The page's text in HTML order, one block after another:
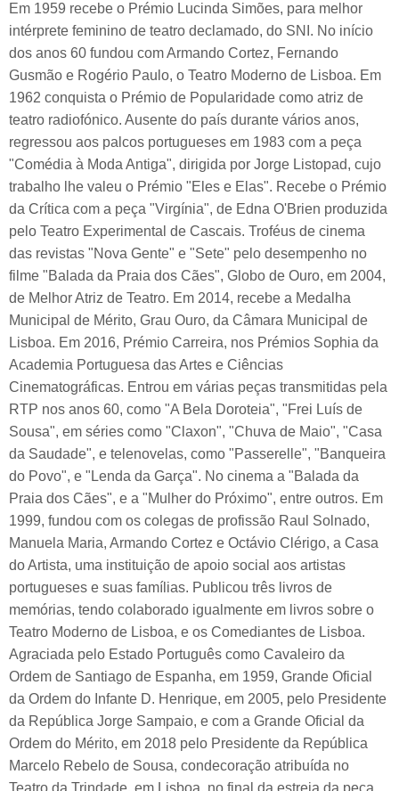
Em 1959 recebe o Prémio Lucinda Simões, para melhor
intérprete feminino de teatro declamado, do SNI. No início
dos anos 60 fundou com Armando Cortez, Fernando
Gusmão e Rogério Paulo, o Teatro Moderno de Lisboa. Em
1962 conquista o Prémio de Popularidade como atriz de
teatro radiofónico. Ausente do país durante vários anos,
regressou aos palcos portugueses em 1983 com a peça
"Comédia à Moda Antiga", dirigida por Jorge Listopad, cujo
trabalho lhe valeu o Prémio "Eles e Elas". Recebe o Prémio
da Crítica com a peça "Virgínia", de Edna O'Brien produzida
pelo Teatro Experimental de Cascais. Troféus de cinema
das revistas "Nova Gente" e "Sete" pelo desempenho no
filme "Balada da Praia dos Cães", Globo de Ouro, em 2004,
de Melhor Atriz de Teatro. Em 2014, recebe a Medalha
Municipal de Mérito, Grau Ouro, da Câmara Municipal de
Lisboa. Em 2016, Prémio Carreira, nos Prémios Sophia da
Academia Portuguesa das Artes e Ciências
Cinematográficas. Entrou em várias peças transmitidas pela
RTP nos anos 60, como "A Bela Doroteia", "Frei Luís de
Sousa", em séries como "Claxon", "Chuva de Maio", "Casa
da Saudade", e telenovelas, como "Passerelle", "Banqueira
do Povo", e "Lenda da Garça". No cinema a "Balada da
Praia dos Cães", e a "Mulher do Próximo", entre outros. Em
1999, fundou com os colegas de profissão Raul Solnado,
Manuela Maria, Armando Cortez e Octávio Clérigo, a Casa
do Artista, uma instituição de apoio social aos artistas
portugueses e suas famílias. Publicou três livros de
memórias, tendo colaborado igualmente em livros sobre o
Teatro Moderno de Lisboa, e os Comediantes de Lisboa.
Agraciada pelo Estado Português como Cavaleiro da
Ordem de Santiago de Espanha, em 1959, Grande Oficial
da Ordem do Infante D. Henrique, em 2005, pelo Presidente
da República Jorge Sampaio, e com a Grande Oficial da
Ordem do Mérito, em 2018 pelo Presidente da República
Marcelo Rebelo de Sousa, condecoração atribuída no